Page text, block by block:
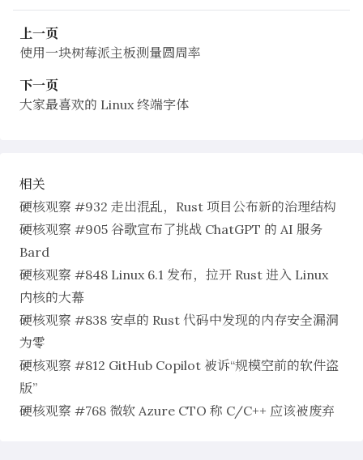
上一页
使用一块树莓派主板测量圆周率
下一页
大家最喜欢的 Linux 终端字体
相关
硬核观察 #932 走出混乱，Rust 项目公布新的治理结构
硬核观察 #905 谷歌宣布了挑战 ChatGPT 的 AI 服务
Bard
硬核观察 #848 Linux 6.1 发布，拉开 Rust 进入 Linux
内核的大幕
硬核观察 #838 安卓的 Rust 代码中发现的内存安全漏洞
为零
硬核观察 #812 GitHub Copilot 被诉“规模空前的软件盗
版”
硬核观察 #768 微软 Azure CTO 称 C/C++ 应该被废弃